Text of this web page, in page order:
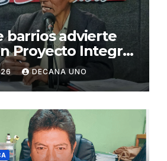
barrios advierte
Proyecto Integral
para
DECANA UNO